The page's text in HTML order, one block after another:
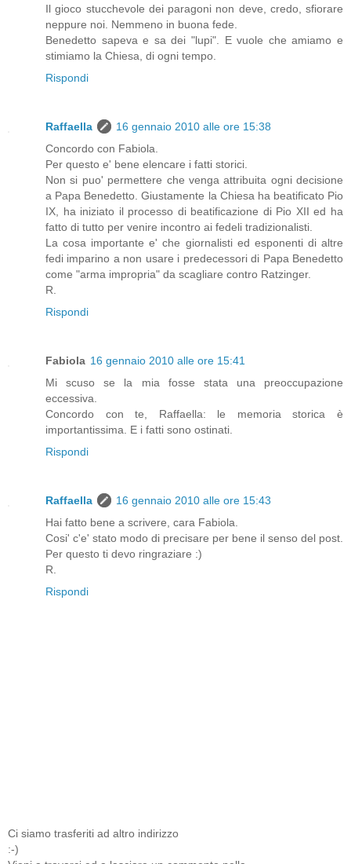
Il gioco stucchevole dei paragoni non deve, credo, sfiorare
neppure noi. Nemmeno in buona fede.
Benedetto sapeva e sa dei "lupi". E vuole che amiamo e
stimiamo la Chiesa, di ogni tempo.
Rispondi
Raffaella
16 gennaio 2010 alle ore 15:38
Concordo con Fabiola.
Per questo e' bene elencare i fatti storici.
Non si puo' permettere che venga attribuita ogni decisione
a Papa Benedetto. Giustamente la Chiesa ha beatificato Pio
IX, ha iniziato il processo di beatificazione di Pio XII ed ha
fatto di tutto per venire incontro ai fedeli tradizionalisti.
La cosa importante e' che giornalisti ed esponenti di altre
fedi imparino a non usare i predecessori di Papa Benedetto
come "arma impropria" da scagliare contro Ratzinger.
R.
Rispondi
Fabiola 16 gennaio 2010 alle ore 15:41
Mi scuso se la mia fosse stata una preoccupazione
eccessiva.
Concordo con te, Raffaella: le memoria storica è
importantissima. E i fatti sono ostinati.
Rispondi
Raffaella
16 gennaio 2010 alle ore 15:43
Hai fatto bene a scrivere, cara Fabiola.
Cosi' c'e' stato modo di precisare per bene il senso del post.
Per questo ti devo ringraziare :)
R.
Rispondi
Ci siamo trasferiti ad altro indirizzo
:-)